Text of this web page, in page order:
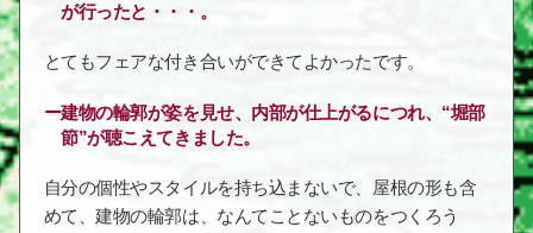
が行ったと・・・。
とてもフェアな付き合いができてよかったです。
建物の輪郭が姿を見せ、内部が仕上がるにつれ、“堀部
節”が聴こえてきました。
自分の個性やスタイルを持ち込まないで、屋根の形も含
めて、建物の輪郭は、なんてことないものをつくろう